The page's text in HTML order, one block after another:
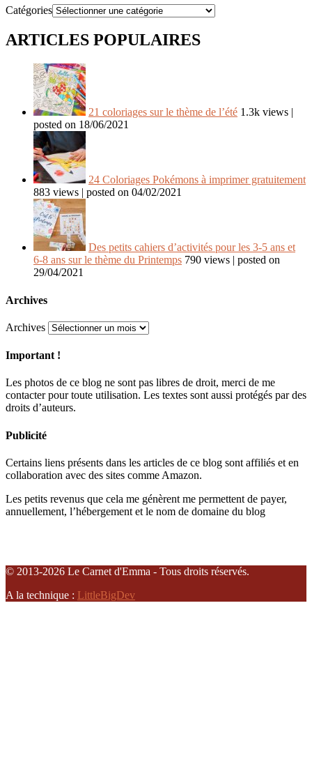
Catégories
ARTICLES POPULAIRES
21 coloriages sur le thème de l’été 1.3k views |
posted on 18/06/2021
24 Coloriages Pokémons à imprimer gratuitement
883 views | posted on 04/02/2021
Des petits cahiers d’activités pour les 3-5 ans et
6-8 ans sur le thème du Printemps 790 views | posted on
29/04/2021
Archives
Archives
Important !
Les photos de ce blog ne sont pas libres de droit, merci de me
contacter pour toute utilisation. Les textes sont aussi protégés par des
droits d’auteurs.
Publicité
Certains liens présents dans les articles de ce blog sont affiliés et en
collaboration avec des sites comme Amazon.
Les petits revenus que cela me génèrent me permettent de payer,
annuellement, l’hébergement et le nom de domaine du blog
© 2013-2026 Le Carnet d'Emma - Tous droits réservés.
A la technique : LittleBigDev